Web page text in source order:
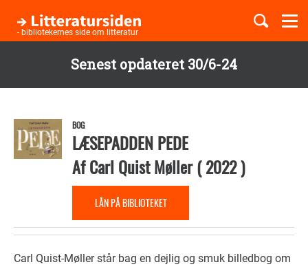
Senest opdateret 30/6-24
hovedindhold
- bibliotekernes side om litteratur
Børnebøger
Temaer
BOG
LÆSEPADDEN PEDE
AfCarl Quist Møller(2022)
LÅN PÅ BIBLIOTEKET
Carl Quist-Møller står bag en dejlig og smuk billedbog om